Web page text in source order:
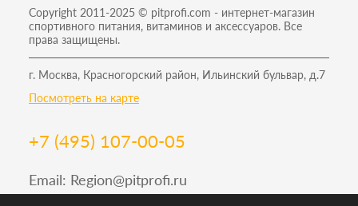
Copyright 2011-2025 © pitprofi.com - интернет-магазин
спортивного питания, витаминов и аксессуаров. Все
права защищены.
г. Москва, Красногорский район, Ильинский бульвар, д.7
Посмотреть на карте
+7 (495) 107-00-05
Email: Region@pitprofi.ru